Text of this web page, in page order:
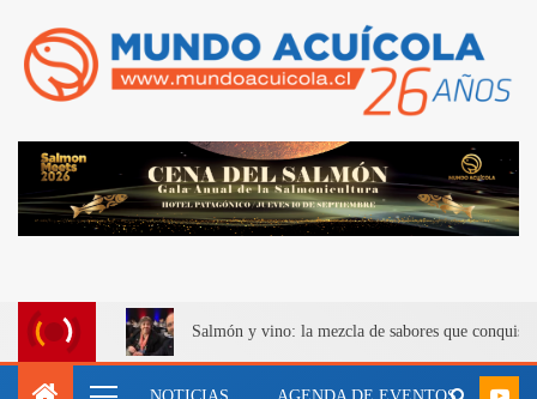
Salmón y vino: la mezcla de sabores que